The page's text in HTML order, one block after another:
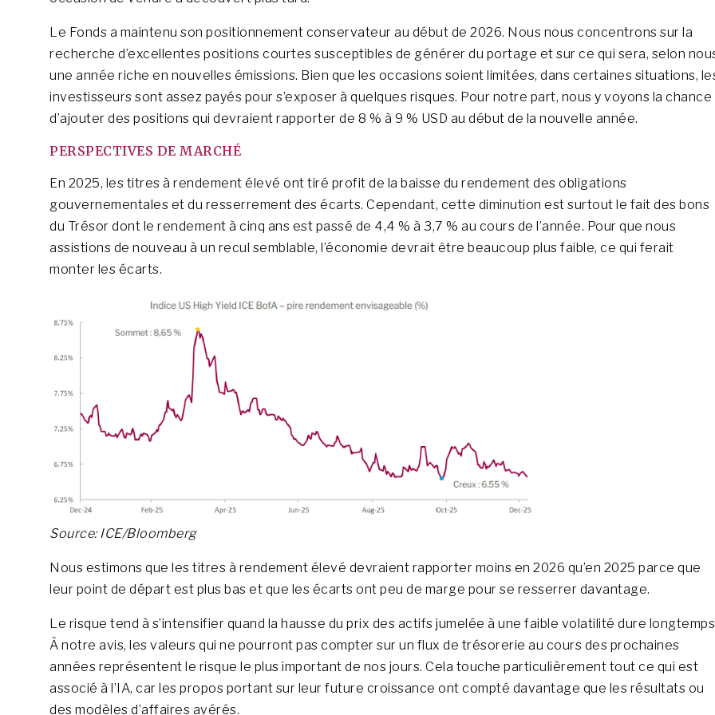
Le Fonds a maintenu son positionnement conservateur au début de 2026. Nous nous concentrons sur la
recherche d’excellentes positions courtes susceptibles de générer du portage et sur ce qui sera, selon
une année riche en nouvelles émissions. Bien que les occasions soient limitées, dans certaines situations,
investisseurs sont assez payés pour s’exposer à quelques risques. Pour notre part, nous y voyons la chance
d’ajouter des positions qui devraient rapporter de 8 % à 9 % USD au début de la nouvelle année.
PERSPECTIVES DE MARCHÉ
En 2025, les titres à rendement élevé ont tiré profit de la baisse du rendement des obligations
gouvernementales et du resserrement des écarts. Cependant, cette diminution est surtout le fait des bons
du Trésor dont le rendement à cinq ans est passé de 4,4 % à 3,7 % au cours de l’année. Pour que nous
assistions de nouveau à un recul semblable, l’économie devrait être beaucoup plus faible, ce qui ferait
monter les écarts.
Source: ICE/Bloomberg
Nous estimons que les titres à rendement élevé devraient rapporter moins en 2026 qu’en 2025 parce que
leur point de départ est plus bas et que les écarts ont peu de marge pour se resserrer davantage.
Le risque tend à s’intensifier quand la hausse du prix des actifs jumelée à une faible volatilité dure
À notre avis, les valeurs qui ne pourront pas compter sur un flux de trésorerie au cours des prochaines
années représentent le risque le plus important de nos jours. Cela touche particulièrement tout ce qui est
associé à l’IA, car les propos portant sur leur future croissance ont compté davantage que les résultats ou
des modèles d’affaires avérés.